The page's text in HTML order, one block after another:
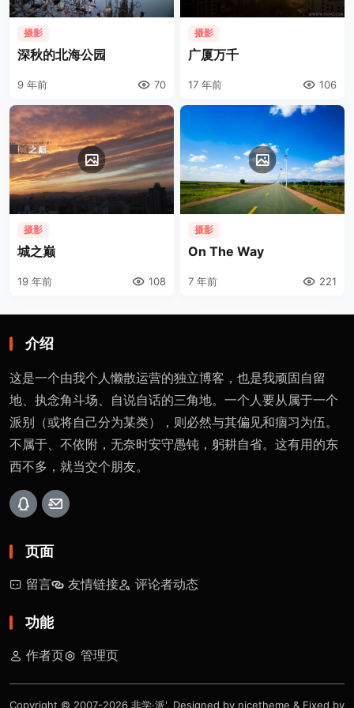
摄影
深秋的北海公园
9 年前 70
摄影
广厦万千
17 年前 106
摄影
城之巅
19 年前 108
摄影
On The Way
7 年前 221
介绍
这是一个由我个人懒散运营的独立博客，也是我顽固自留
地、执念角斗场、自说自话的三角地。一个人要从属于一个
派别（或将自己分为某类），则必然与其偏见和痼习为伍。
不属于、不依附，无奈时安守愚钝，躬耕自省。这有用的东
西不多，就当交个朋友。
页面
留言 友情链接 评论者动态
功能
作者页 管理页
Copyright © 2007-2026 非学·派'. Designed by nicetheme & Fixed by